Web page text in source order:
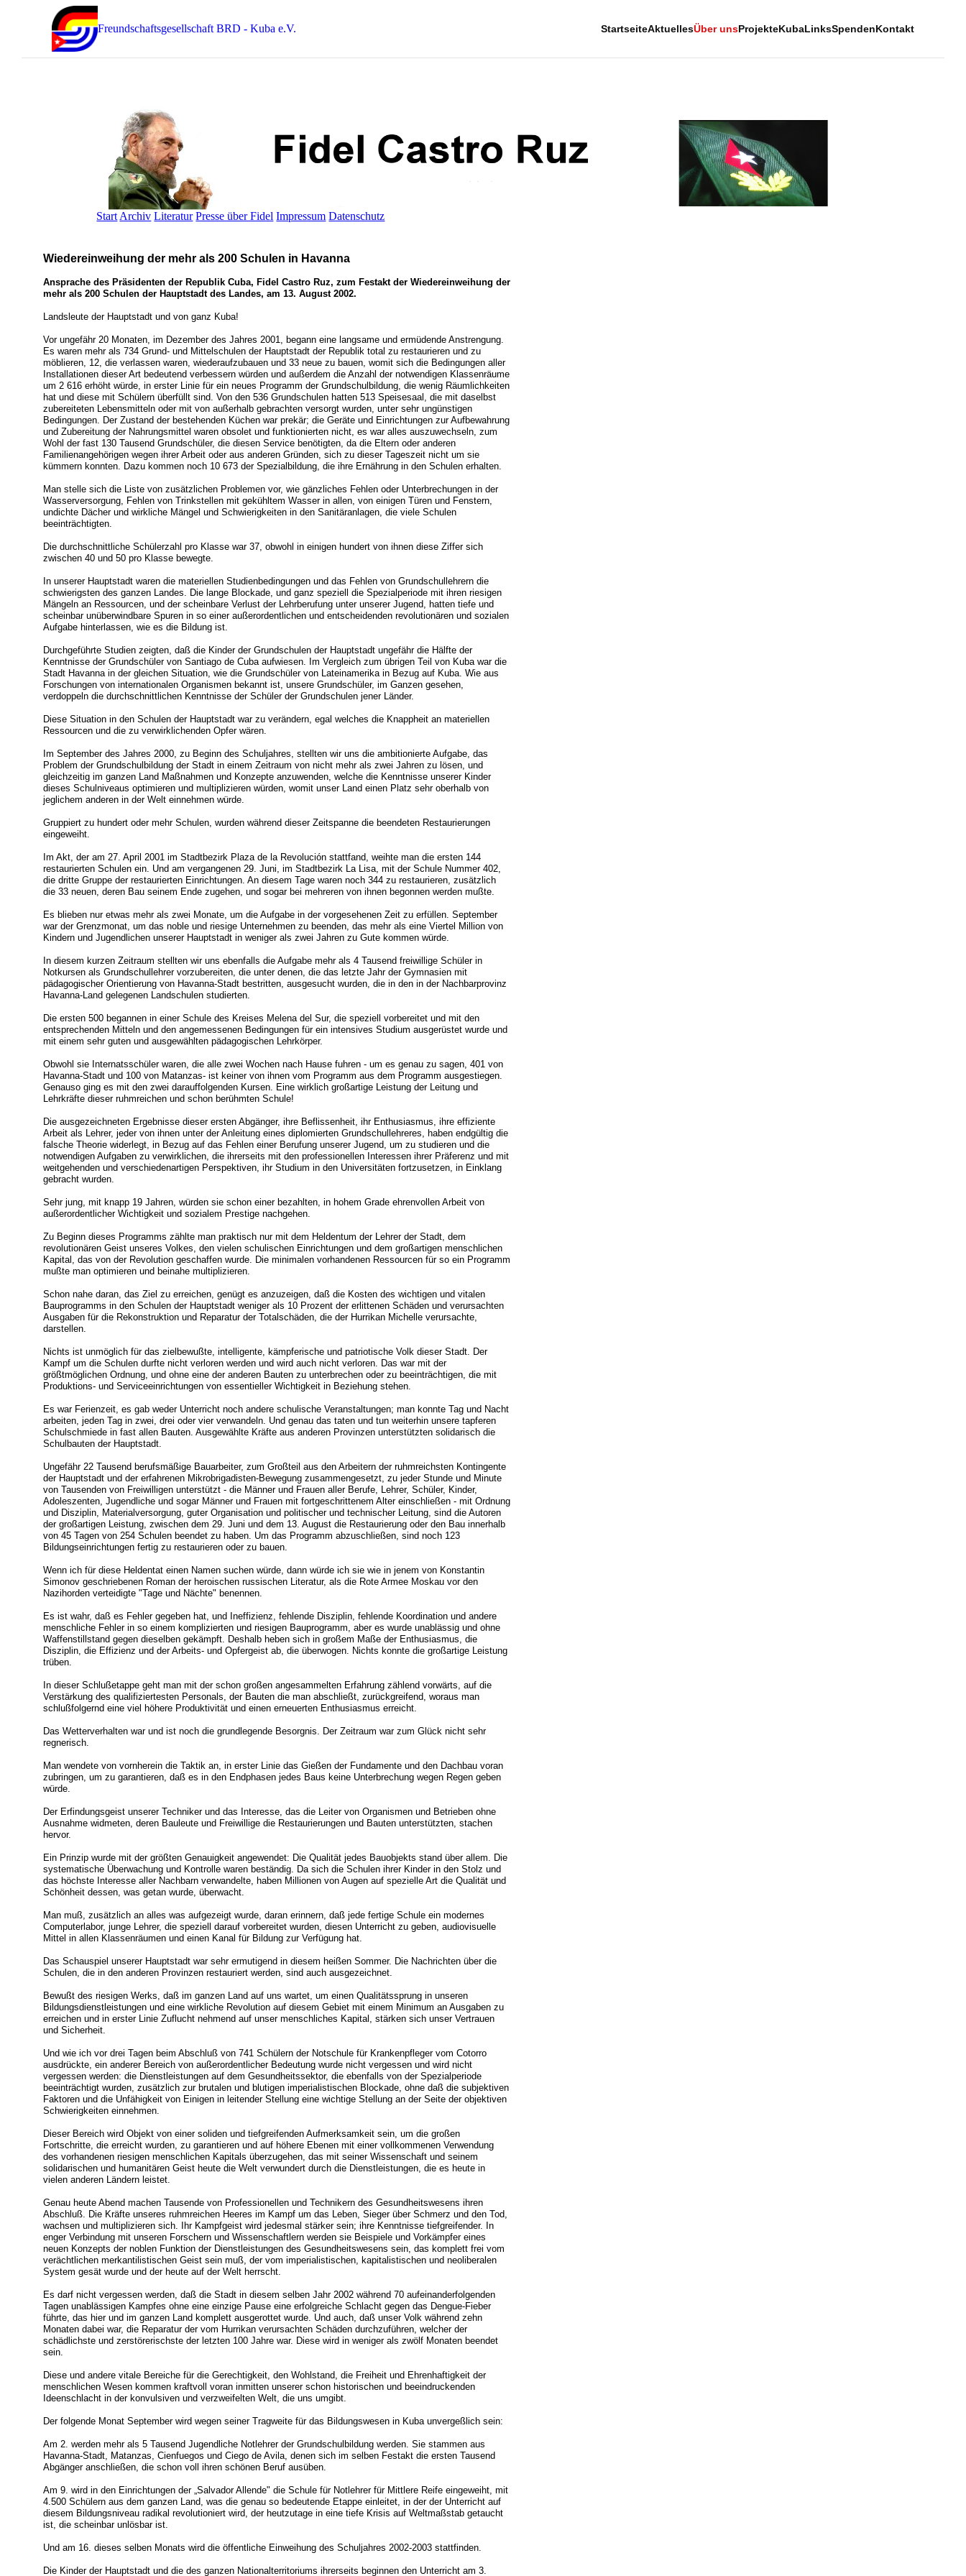
Freundschaftsgesellschaft BRD - Kuba e.V. StartseiteAktuellesÜber unsProjekteKubaLinksSpendenKontakt
Start Archiv Literatur Presse über Fidel Impressum Datenschutz
Wiedereinweihung der mehr als 200 Schulen in Havanna
Ansprache des Präsidenten der Republik Cuba, Fidel Castro Ruz, zum Festakt der Wiedereinweihung der
mehr als 200 Schulen der Hauptstadt des Landes, am 13. August 2002.
Landsleute der Hauptstadt und von ganz Kuba!
Vor ungefähr 20 Monaten, im Dezember des Jahres 2001, begann eine langsame und ermüdende Anstrengung.
Es waren mehr als 734 Grund- und Mittelschulen der Hauptstadt der Republik total zu restaurieren und zu
möblieren, 12, die verlassen waren, wiederaufzubauen und 33 neue zu bauen, womit sich die Bedingungen aller
Installationen dieser Art bedeutend verbessern würden und außerdem die Anzahl der notwendigen Klassenräume
um 2 616 erhöht würde, in erster Linie für ein neues Programm der Grundschulbildung, die wenig Räumlichkeiten
hat und diese mit Schülern überfüllt sind. Von den 536 Grundschulen hatten 513 Speisesaal, die mit daselbst
zubereiteten Lebensmitteln oder mit von außerhalb gebrachten versorgt wurden, unter sehr ungünstigen
Bedingungen. Der Zustand der bestehenden Küchen war prekär; die Geräte und Einrichtungen zur Aufbewahrung
und Zubereitung der Nahrungsmittel waren obsolet und funktionierten nicht, es war alles auszuwechseln, zum
Wohl der fast 130 Tausend Grundschüler, die diesen Service benötigten, da die Eltern oder anderen
Familienangehörigen wegen ihrer Arbeit oder aus anderen Gründen, sich zu dieser Tageszeit nicht um sie
kümmern konnten. Dazu kommen noch 10 673 der Spezialbildung, die ihre Ernährung in den Schulen erhalten.
Man stelle sich die Liste von zusätzlichen Problemen vor, wie gänzliches Fehlen oder Unterbrechungen in der
Wasserversorgung, Fehlen von Trinkstellen mit gekühltem Wasser in allen, von einigen Türen und Fenstern,
undichte Dächer und wirkliche Mängel und Schwierigkeiten in den Sanitäranlagen, die viele Schulen
beeinträchtigten.
Die durchschnittliche Schülerzahl pro Klasse war 37, obwohl in einigen hundert von ihnen diese Ziffer sich
zwischen 40 und 50 pro Klasse bewegte.
In unserer Hauptstadt waren die materiellen Studienbedingungen und das Fehlen von Grundschullehrern die
schwierigsten des ganzen Landes. Die lange Blockade, und ganz speziell die Spezialperiode mit ihren riesigen
Mängeln an Ressourcen, und der scheinbare Verlust der Lehrberufung unter unserer Jugend, hatten tiefe und
scheinbar unüberwindbare Spuren in so einer außerordentlichen und entscheidenden revolutionären und sozialen
Aufgabe hinterlassen, wie es die Bildung ist.
Durchgeführte Studien zeigten, daß die Kinder der Grundschulen der Hauptstadt ungefähr die Hälfte der
Kenntnisse der Grundschüler von Santiago de Cuba aufwiesen. Im Vergleich zum übrigen Teil von Kuba war die
Stadt Havanna in der gleichen Situation, wie die Grundschüler von Lateinamerika in Bezug auf Kuba. Wie aus
Forschungen von internationalen Organismen bekannt ist, unsere Grundschüler, im Ganzen gesehen,
verdoppeln die durchschnittlichen Kenntnisse der Schüler der Grundschulen jener Länder.
Diese Situation in den Schulen der Hauptstadt war zu verändern, egal welches die Knappheit an materiellen
Ressourcen und die zu verwirklichenden Opfer wären.
Im September des Jahres 2000, zu Beginn des Schuljahres, stellten wir uns die ambitionierte Aufgabe, das
Problem der Grundschulbildung der Stadt in einem Zeitraum von nicht mehr als zwei Jahren zu lösen, und
gleichzeitig im ganzen Land Maßnahmen und Konzepte anzuwenden, welche die Kenntnisse unserer Kinder
dieses Schulniveaus optimieren und multiplizieren würden, womit unser Land einen Platz sehr oberhalb von
jeglichem anderen in der Welt einnehmen würde.
Gruppiert zu hundert oder mehr Schulen, wurden während dieser Zeitspanne die beendeten Restaurierungen
eingeweiht.
Im Akt, der am 27. April 2001 im Stadtbezirk Plaza de la Revolución stattfand, weihte man die ersten 144
restaurierten Schulen ein. Und am vergangenen 29. Juni, im Stadtbezirk La Lisa, mit der Schule Nummer 402,
die dritte Gruppe der restaurierten Einrichtungen. An diesem Tage waren noch 344 zu restaurieren, zusätzlich
die 33 neuen, deren Bau seinem Ende zugehen, und sogar bei mehreren von ihnen begonnen werden mußte.
Es blieben nur etwas mehr als zwei Monate, um die Aufgabe in der vorgesehenen Zeit zu erfüllen. September
war der Grenzmonat, um das noble und riesige Unternehmen zu beenden, das mehr als eine Viertel Million von
Kindern und Jugendlichen unserer Hauptstadt in weniger als zwei Jahren zu Gute kommen würde.
In diesem kurzen Zeitraum stellten wir uns ebenfalls die Aufgabe mehr als 4 Tausend freiwillige Schüler in
Notkursen als Grundschullehrer vorzubereiten, die unter denen, die das letzte Jahr der Gymnasien mit
pädagogischer Orientierung von Havanna-Stadt bestritten, ausgesucht wurden, die in den in der Nachbarprovinz
Havanna-Land gelegenen Landschulen studierten.
Die ersten 500 begannen in einer Schule des Kreises Melena del Sur, die speziell vorbereitet und mit den
entsprechenden Mitteln und den angemessenen Bedingungen für ein intensives Studium ausgerüstet wurde und
mit einem sehr guten und ausgewählten pädagogischen Lehrkörper.
Obwohl sie Internatsschüler waren, die alle zwei Wochen nach Hause fuhren - um es genau zu sagen, 401 von
Havanna-Stadt und 100 von Matanzas- ist keiner von ihnen vom Programm aus dem Programm ausgestiegen.
Genauso ging es mit den zwei darauffolgenden Kursen. Eine wirklich großartige Leistung der Leitung und
Lehrkräfte dieser ruhmreichen und schon berühmten Schule!
Die ausgezeichneten Ergebnisse dieser ersten Abgänger, ihre Beflissenheit, ihr Enthusiasmus, ihre effiziente
Arbeit als Lehrer, jeder von ihnen unter der Anleitung eines diplomierten Grundschullehreres, haben endgültig die
falsche Theorie widerlegt, in Bezug auf das Fehlen einer Berufung unserer Jugend, um zu studieren und die
notwendigen Aufgaben zu verwirklichen, die ihrerseits mit den professionellen Interessen ihrer Präferenz und mit
weitgehenden und verschiedenartigen Perspektiven, ihr Studium in den Universitäten fortzusetzen, in Einklang
gebracht wurden.
Sehr jung, mit knapp 19 Jahren, würden sie schon einer bezahlten, in hohem Grade ehrenvollen Arbeit von
außerordentlicher Wichtigkeit und sozialem Prestige nachgehen.
Zu Beginn dieses Programms zählte man praktisch nur mit dem Heldentum der Lehrer der Stadt, dem
revolutionären Geist unseres Volkes, den vielen schulischen Einrichtungen und dem großartigen menschlichen
Kapital, das von der Revolution geschaffen wurde. Die minimalen vorhandenen Ressourcen für so ein Programm
mußte man optimieren und beinahe multiplizieren.
Schon nahe daran, das Ziel zu erreichen, genügt es anzuzeigen, daß die Kosten des wichtigen und vitalen
Bauprogramms in den Schulen der Hauptstadt weniger als 10 Prozent der erlittenen Schäden und verursachten
Ausgaben für die Rekonstruktion und Reparatur der Totalschäden, die der Hurrikan Michelle verursachte,
darstellen.
Nichts ist unmöglich für das zielbewußte, intelligente, kämpferische und patriotische Volk dieser Stadt. Der
Kampf um die Schulen durfte nicht verloren werden und wird auch nicht verloren. Das war mit der
größtmöglichen Ordnung, und ohne eine der anderen Bauten zu unterbrechen oder zu beeinträchtigen, die mit
Produktions- und Serviceeinrichtungen von essentieller Wichtigkeit in Beziehung stehen.
Es war Ferienzeit, es gab weder Unterricht noch andere schulische Veranstaltungen; man konnte Tag und Nacht
arbeiten, jeden Tag in zwei, drei oder vier verwandeln. Und genau das taten und tun weiterhin unsere tapferen
Schulschmiede in fast allen Bauten. Ausgewählte Kräfte aus anderen Provinzen unterstützten solidarisch die
Schulbauten der Hauptstadt.
Ungefähr 22 Tausend berufsmäßige Bauarbeiter, zum Großteil aus den Arbeitern der ruhmreichsten Kontingente
der Hauptstadt und der erfahrenen Mikrobrigadisten-Bewegung zusammengesetzt, zu jeder Stunde und Minute
von Tausenden von Freiwilligen unterstützt - die Männer und Frauen aller Berufe, Lehrer, Schüler, Kinder,
Adoleszenten, Jugendliche und sogar Männer und Frauen mit fortgeschrittenem Alter einschließen - mit Ordnung
und Disziplin, Materialversorgung, guter Organisation und politischer und technischer Leitung, sind die Autoren
der großartigen Leistung, zwischen dem 29. Juni und dem 13. August die Restaurierung oder den Bau innerhalb
von 45 Tagen von 254 Schulen beendet zu haben. Um das Programm abzuschließen, sind noch 123
Bildungseinrichtungen fertig zu restaurieren oder zu bauen.
Wenn ich für diese Heldentat einen Namen suchen würde, dann würde ich sie wie in jenem von Konstantin
Simonov geschriebenen Roman der heroischen russischen Literatur, als die Rote Armee Moskau vor den
Nazihorden verteidigte "Tage und Nächte" benennen.
Es ist wahr, daß es Fehler gegeben hat, und Ineffizienz, fehlende Disziplin, fehlende Koordination und andere
menschliche Fehler in so einem komplizierten und riesigen Bauprogramm, aber es wurde unablässig und ohne
Waffenstillstand gegen dieselben gekämpft. Deshalb heben sich in großem Maße der Enthusiasmus, die
Disziplin, die Effizienz und der Arbeits- und Opfergeist ab, die überwogen. Nichts konnte die großartige Leistung
trüben.
In dieser Schlußetappe geht man mit der schon großen angesammelten Erfahrung zählend vorwärts, auf die
Verstärkung des qualifiziertesten Personals, der Bauten die man abschließt, zurückgreifend, woraus man
schlußfolgernd eine viel höhere Produktivität und einen erneuerten Enthusiasmus erreicht.
Das Wetterverhalten war und ist noch die grundlegende Besorgnis. Der Zeitraum war zum Glück nicht sehr
regnerisch.
Man wendete von vornherein die Taktik an, in erster Linie das Gießen der Fundamente und den Dachbau voran
zubringen, um zu garantieren, daß es in den Endphasen jedes Baus keine Unterbrechung wegen Regen geben
würde.
Der Erfindungsgeist unserer Techniker und das Interesse, das die Leiter von Organismen und Betrieben ohne
Ausnahme widmeten, deren Bauleute und Freiwillige die Restaurierungen und Bauten unterstützten, stachen
hervor.
Ein Prinzip wurde mit der größten Genauigkeit angewendet: Die Qualität jedes Bauobjekts stand über allem. Die
systematische Überwachung und Kontrolle waren beständig. Da sich die Schulen ihrer Kinder in den Stolz und
das höchste Interesse aller Nachbarn verwandelte, haben Millionen von Augen auf spezielle Art die Qualität und
Schönheit dessen, was getan wurde, überwacht.
Man muß, zusätzlich an alles was aufgezeigt wurde, daran erinnern, daß jede fertige Schule ein modernes
Computerlabor, junge Lehrer, die speziell darauf vorbereitet wurden, diesen Unterricht zu geben, audiovisuelle
Mittel in allen Klassenräumen und einen Kanal für Bildung zur Verfügung hat.
Das Schauspiel unserer Hauptstadt war sehr ermutigend in diesem heißen Sommer. Die Nachrichten über die
Schulen, die in den anderen Provinzen restauriert werden, sind auch ausgezeichnet.
Bewußt des riesigen Werks, daß im ganzen Land auf uns wartet, um einen Qualitätssprung in unseren
Bildungsdienstleistungen und eine wirkliche Revolution auf diesem Gebiet mit einem Minimum an Ausgaben zu
erreichen und in erster Linie Zuflucht nehmend auf unser menschliches Kapital, stärken sich unser Vertrauen
und Sicherheit.
Und wie ich vor drei Tagen beim Abschluß von 741 Schülern der Notschule für Krankenpfleger vom Cotorro
ausdrückte, ein anderer Bereich von außerordentlicher Bedeutung wurde nicht vergessen und wird nicht
vergessen werden: die Dienstleistungen auf dem Gesundheitssektor, die ebenfalls von der Spezialperiode
beeinträchtigt wurden, zusätzlich zur brutalen und blutigen imperialistischen Blockade, ohne daß die subjektiven
Faktoren und die Unfähigkeit von Einigen in leitender Stellung eine wichtige Stellung an der Seite der objektiven
Schwierigkeiten einnehmen.
Dieser Bereich wird Objekt von einer soliden und tiefgreifenden Aufmerksamkeit sein, um die großen
Fortschritte, die erreicht wurden, zu garantieren und auf höhere Ebenen mit einer vollkommenen Verwendung
des vorhandenen riesigen menschlichen Kapitals überzugehen, das mit seiner Wissenschaft und seinem
solidarischen und humanitären Geist heute die Welt verwundert durch die Dienstleistungen, die es heute in
vielen anderen Ländern leistet.
Genau heute Abend machen Tausende von Professionellen und Technikern des Gesundheitswesens ihren
Abschluß. Die Kräfte unseres ruhmreichen Heeres im Kampf um das Leben, Sieger über Schmerz und den Tod,
wachsen und multiplizieren sich. Ihr Kampfgeist wird jedesmal stärker sein; ihre Kenntnisse tiefgreifender. In
enger Verbindung mit unseren Forschern und Wissenschaftlern werden sie Beispiele und Vorkämpfer eines
neuen Konzepts der noblen Funktion der Dienstleistungen des Gesundheitswesens sein, das komplett frei vom
verächtlichen merkantilistischen Geist sein muß, der vom imperialistischen, kapitalistischen und neoliberalen
System gesät wurde und der heute auf der Welt herrscht.
Es darf nicht vergessen werden, daß die Stadt in diesem selben Jahr 2002 während 70 aufeinanderfolgenden
Tagen unablässigen Kampfes ohne eine einzige Pause eine erfolgreiche Schlacht gegen das Dengue-Fieber
führte, das hier und im ganzen Land komplett ausgerottet wurde. Und auch, daß unser Volk während zehn
Monaten dabei war, die Reparatur der vom Hurrikan verursachten Schäden durchzuführen, welcher der
schädlichste und zerstörerischste der letzten 100 Jahre war. Diese wird in weniger als zwölf Monaten beendet
sein.
Diese und andere vitale Bereiche für die Gerechtigkeit, den Wohlstand, die Freiheit und Ehrenhaftigkeit der
menschlichen Wesen kommen kraftvoll voran inmitten unserer schon historischen und beeindruckenden
Ideenschlacht in der konvulsiven und verzweifelten Welt, die uns umgibt.
Der folgende Monat September wird wegen seiner Tragweite für das Bildungswesen in Kuba unvergeßlich sein:
Am 2. werden mehr als 5 Tausend Jugendliche Notlehrer der Grundschulbildung werden. Sie stammen aus
Havanna-Stadt, Matanzas, Cienfuegos und Ciego de Avila, denen sich im selben Festakt die ersten Tausend
Abgänger anschließen, die schon voll ihren schönen Beruf ausüben.
Am 9. wird in den Einrichtungen der „Salvador Allende" die Schule für Notlehrer für Mittlere Reife eingeweiht, mit
4.500 Schülern aus dem ganzen Land, was die genau so bedeutende Etappe einleitet, in der der Unterricht auf
diesem Bildungsniveau radikal revolutioniert wird, der heutzutage in eine tiefe Krisis auf Weltmaßstab getaucht
ist, die scheinbar unlösbar ist.
Und am 16. dieses selben Monats wird die öffentliche Einweihung des Schuljahres 2002-2003 stattfinden.
Die Kinder der Hauptstadt und die des ganzen Nationalterritoriums ihrerseits beginnen den Unterricht am 3.